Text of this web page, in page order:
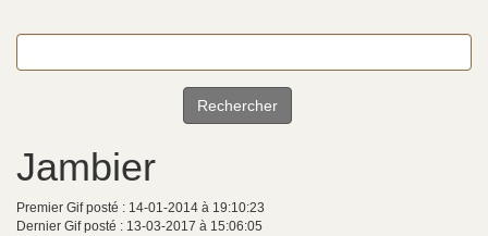
Rechercher
Jambier
Premier Gif posté : 14-01-2014 à 19:10:23
Dernier Gif posté : 13-03-2017 à 15:06:05